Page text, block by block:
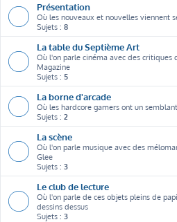
Présentation
Où les nouveaux et nouvelles viennent
Sujets : 8
La table du Septième Art
Où l'on parle cinéma avec des critiques
Magazine
Sujets : 5
La borne d'arcade
Où les hardcore gamers ont un
Sujets : 2
La scène
Où l'on parle musique avec des
Glee
Sujets : 3
Le club de lecture
Où l'on parle de ces objets pleins de
dessins dessus
Sujets : 3